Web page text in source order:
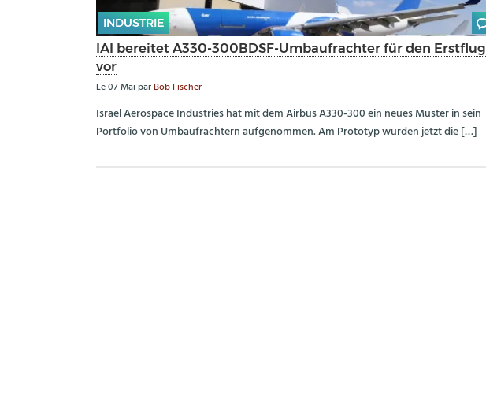
INDUSTRIE
IAI bereitet A330-300BDSF-Umbaufrachter für den Erstflug
vor
Le07 MaiparBob Fischer
Israel Aerospace Industries hat mit dem Airbus A330-300 ein neues Muster in sein
Portfolio von Umbaufrachtern aufgenommen. Am Prototyp wurden jetzt die […]